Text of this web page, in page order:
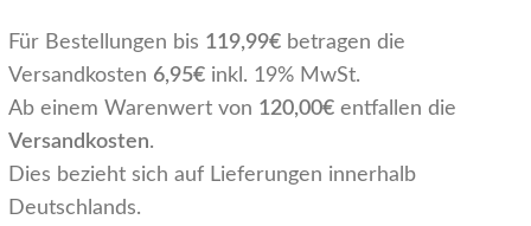
Für Bestellungen bis 119,99€ betragen die
Versandkosten 6,95€ inkl. 19% MwSt.
Ab einem Warenwert von 120,00€ entfallen die
Versandkosten.
Dies bezieht sich auf Lieferungen innerhalb
Deutschlands.